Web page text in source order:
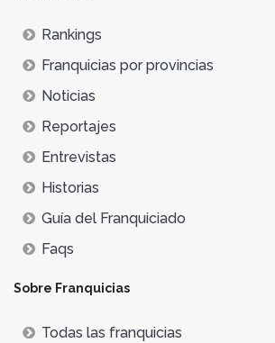
Rankings
Franquicias por provincias
Noticias
Reportajes
Entrevistas
Historias
Guía del Franquiciado
Faqs
Sobre Franquicias
Todas las franquicias